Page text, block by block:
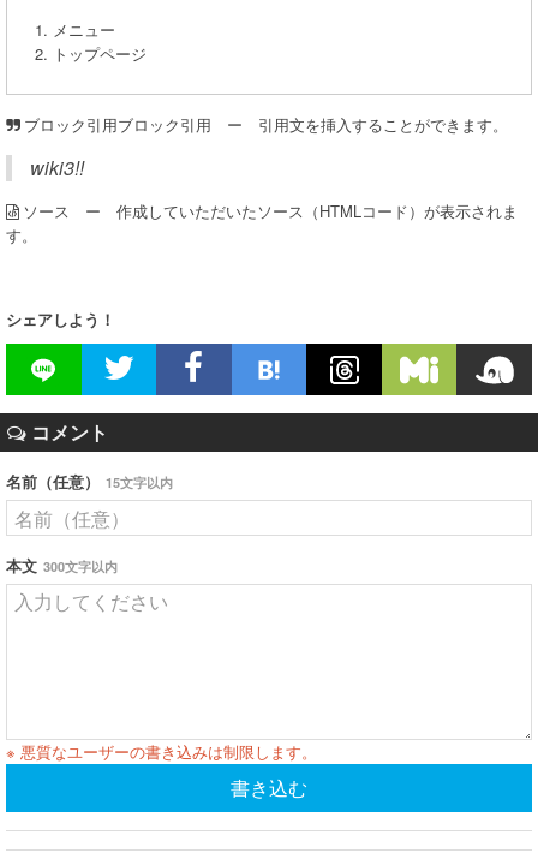
メニュー
トップページ
ブロック引用 ブロック引用 ー 引用文を挿入することができます。
wiki3!!
ソース
ー 作成していただいたソース（HTMLコード）が表示されま
す。
シェアしよう！
コメント
名前（任意） 15文字以内
本文 300文字以内
※ 悪質なユーザーの書き込みは制限します。
書き込む